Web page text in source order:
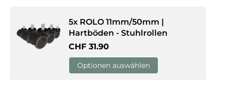
5x ROLO 11mm/50mm |
Hartböden - Stuhlrollen
Normaler Preis
CHF 31.90
Optionen auswählen